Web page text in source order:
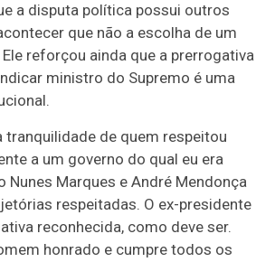
a disputa política possui outros
que não a escolha de um
reforçou ainda que a prerrogativa
ministro do Supremo é uma
tranquilidade de quem respeitou
a um governo do qual eu era
Nunes Marques e André Mendonça
respeitadas. O ex-presidente
reconhecida, como deve ser.
honrado e cumpre todos os